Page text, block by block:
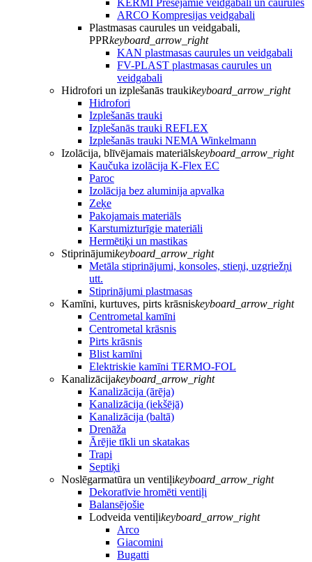
KERMI Presējamie veidgabali un caurules
ARCO Kompresijas veidgabali
Plastmasas caurules un veidgabali,
PPRkeyboard_arrow_right
KAN plastmasas caurules un veidgabali
FV-PLAST plastmasas caurules un
veidgabali
Hidrofori un izplešanās traukikeyboard_arrow_right
Hidrofori
Izplešanās trauki
Izplešanās trauki REFLEX
Izplešanās trauki NEMA Winkelmann
Izolācija, blīvējamais materiālskeyboard_arrow_right
Kaučuka izolācija K-Flex EC
Paroc
Izolācija bez aluminija apvalka
Zeķe
Pakojamais materiāls
Karstumizturīgie materiāli
Hermētiķi un mastikas
Stiprinājumikeyboard_arrow_right
Metāla stiprinājumi, konsoles, stieņi, uzgriežņi
utt.
Stiprinājumi plastmasas
Kamīni, kurtuves, pirts krāsniskeyboard_arrow_right
Centrometal kamīni
Centrometal krāsnis
Pirts krāsnis
Blist kamīni
Elektriskie kamīni TERMO-FOL
Kanalizācijakeyboard_arrow_right
Kanalizācija (ārēja)
Kanalizācija (iekšējā)
Kanalizācija (baltā)
Drenāža
Ārējie tīkli un skatakas
Trapi
Septiķi
Noslēgarmatūra un ventiļikeyboard_arrow_right
Dekoratīvie hromēti ventiļi
Balansējošie
Lodveida ventiļikeyboard_arrow_right
Arco
Giacomini
Bugatti